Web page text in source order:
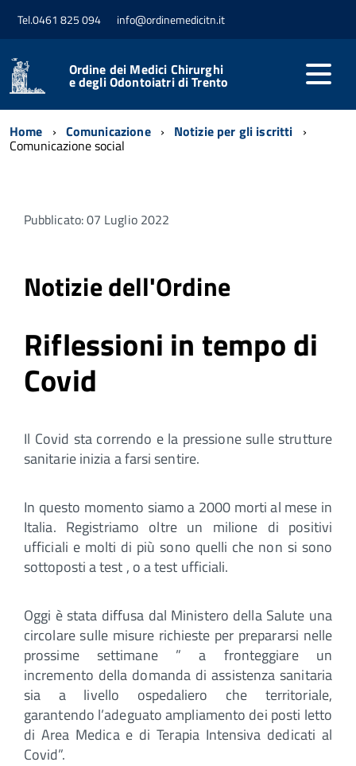
Tel.0461 825 094 info@ordinemedicitn.it
Ordine dei Medici Chirurghi
e degli Odontoiatri di Trento
Home Comunicazione Notizie per gli iscritti
Comunicazione social
Pubblicato: 07 Luglio 2022
Notizie dell'Ordine
Riflessioni in tempo di
Covid
Il Covid sta correndo e la pressione sulle strutture
sanitarie inizia a farsi sentire.
In questo momento siamo a 2000 morti al mese in
Italia. Registriamo oltre un milione di positivi
ufficiali e molti di più sono quelli che non si sono
sottoposti a test , o a test ufficiali.
Oggi è stata diffusa dal Ministero della Salute una
circolare sulle misure richieste per prepararsi nelle
prossime settimane ” a fronteggiare un
incremento della domanda di assistenza sanitaria
sia a livello ospedaliero che territoriale,
garantendo l’adeguato ampliamento dei posti letto
di Area Medica e di Terapia Intensiva dedicati al
Covid”.